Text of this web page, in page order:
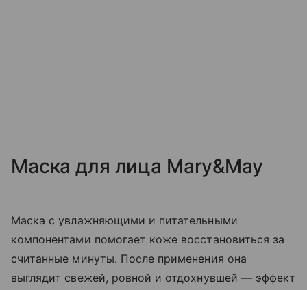
Маска для лица Mary&May
Маска с увлажняющими и питательными
компонентами помогает коже восстановиться за
считанные минуты. После применения она
выглядит свежей, ровной и отдохнувшей — эффект